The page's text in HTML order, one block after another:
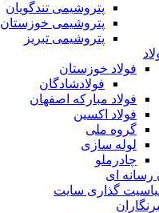
پتروشیمی تندگویان
پتروشیمی خوزستان
پتروشیمی تبریز
فولاد خوزستان
فولادشادگان
فولاد مبارکه اصفهان
فولاد اکسین
گروه ملی
لوله سازی
چادرملو
رسانه ای
گذاری سایت